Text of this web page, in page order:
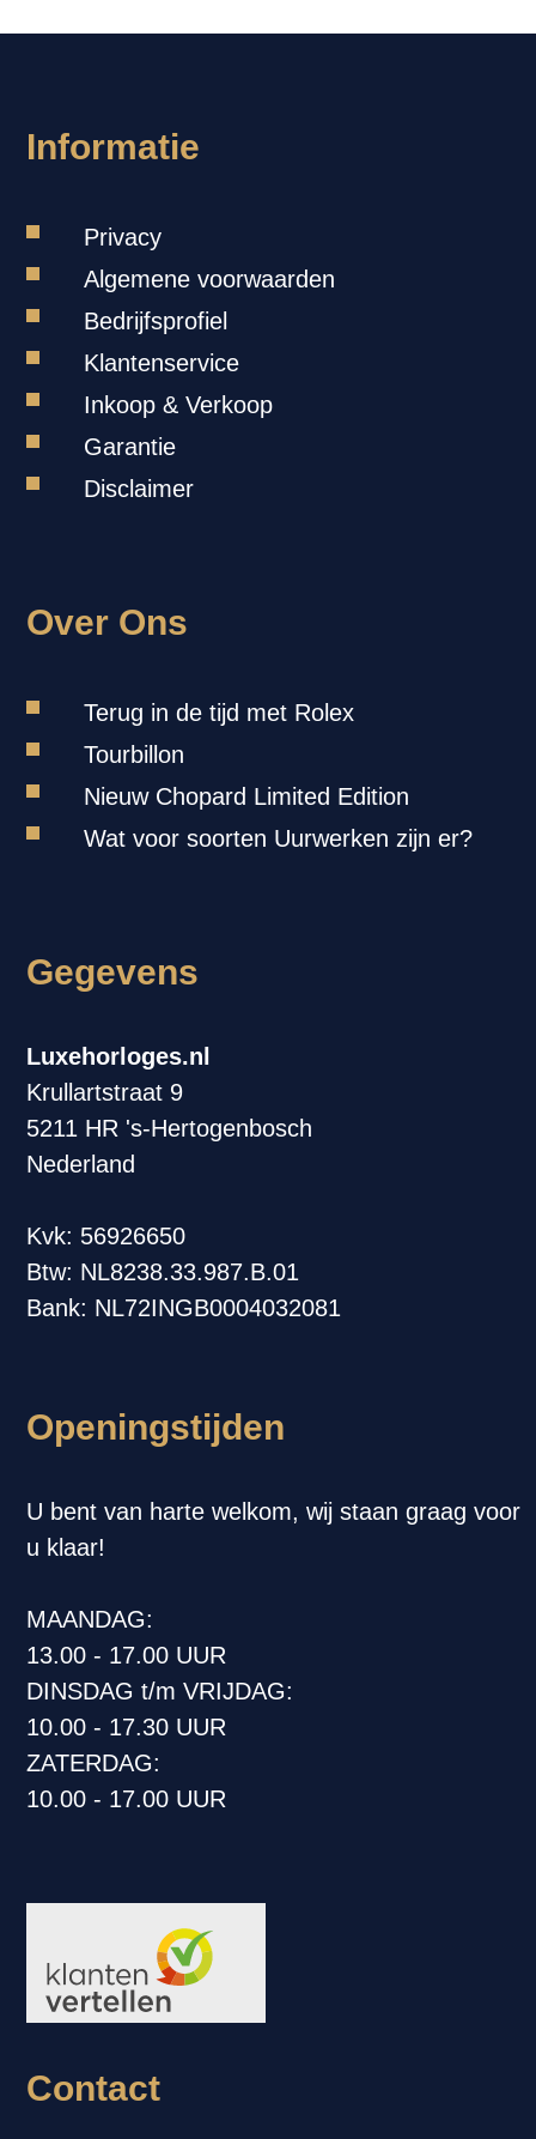
Informatie
Privacy
Algemene voorwaarden
Bedrijfsprofiel
Klantenservice
Inkoop & Verkoop
Garantie
Disclaimer
Over Ons
Terug in de tijd met Rolex
Tourbillon
Nieuw Chopard Limited Edition
Wat voor soorten Uurwerken zijn er?
Gegevens
Luxehorloges.nl
Krullartstraat 9
5211 HR 's-Hertogenbosch
Nederland
Kvk: 56926650
Btw: NL8238.33.987.B.01
Bank: NL72INGB0004032081
Openingstijden
U bent van harte welkom, wij staan graag voor
u klaar!
MAANDAG:
13.00 - 17.00 UUR
DINSDAG t/m VRIJDAG:
10.00 - 17.30 UUR
ZATERDAG:
10.00 - 17.00 UUR
Contact